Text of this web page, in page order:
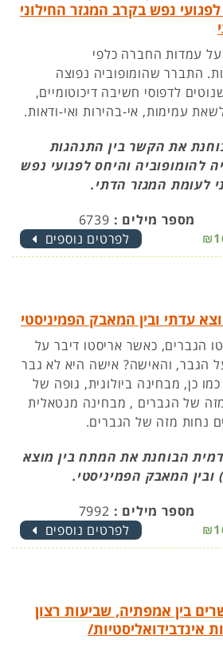
נפש בקרב המגזר החילוני
עמדות החברה כלפי
התברר שהומופוביה נפוצה
לדפוסי חשיבה דיכוטומיים,
עמימות, אי-בהירות ואי-ודאות.
בוחנת את הקשר בין התנהגות
להומופוביה והיחס לפגועי נפש
לעומת המגזר הדתי.
מספר מילים : 6739
לפרטים נוספים
עדתי ובין המאבק הפמיניסטי
הגברים, כאשר אריסטו דיבר על
הגבר, והאישה? אישה היא לא גבר
כן, מבחינה ביולוגית, גופה של
של הגברים , מבחינה מנטאלית
נחות מזה של הגברים.
הבוחנת את המתח בין מוצא
ובין המאבק הפמיניסטי.
מספר מילים : 7992
לפרטים נוספים
בין אמפתיה, שביעות רצון
אינדבידואליסטיות/